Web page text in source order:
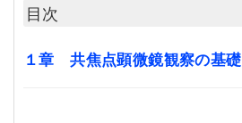
目次
１章 共焦点顕微鏡観察の基礎